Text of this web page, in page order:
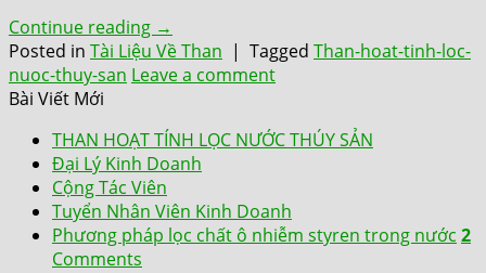
Continue reading →
Posted in Tài Liệu Về Than | Tagged Than-hoat-tinh-loc-
nuoc-thuy-san Leave a comment
Bài Viết Mới
THAN HOẠT TÍNH LỌC NƯỚC THÚY SẢN
Đại Lý Kinh Doanh
Cộng Tác Viên
Tuyển Nhân Viên Kinh Doanh
Phương pháp lọc chất ô nhiễm styren trong nước 2
Comments